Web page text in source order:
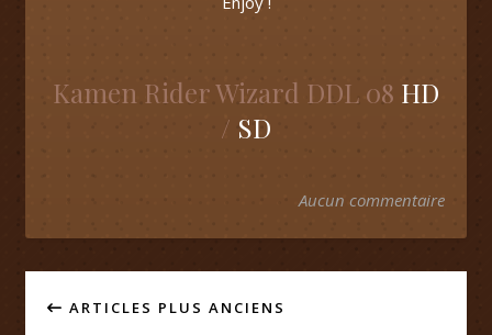
Kamen Rider Wizard DDL 08 HD
/ SD
Aucun commentaire
ARTICLES PLUS ANCIENS